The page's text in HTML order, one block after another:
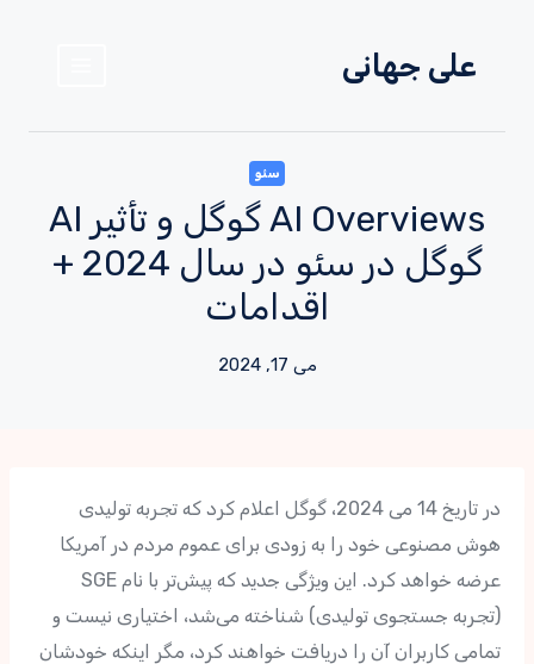
علی جهانی
سئو
AI Overviews گوگل و تأثیر AI
گوگل در سئو در سال 2024 +
اقدامات
می 17, 2024
در تاریخ 14 می 2024، گوگل اعلام کرد که تجربه تولیدی
هوش مصنوعی خود را به زودی برای عموم مردم در آمریکا
عرضه خواهد کرد. این ویژگی جدید که پیش‌تر با نام SGE
(تجربه جستجوی تولیدی) شناخته می‌شد، اختیاری نیست و
تمامی کاربران آن را دریافت خواهند کرد، مگر اینکه خودشان